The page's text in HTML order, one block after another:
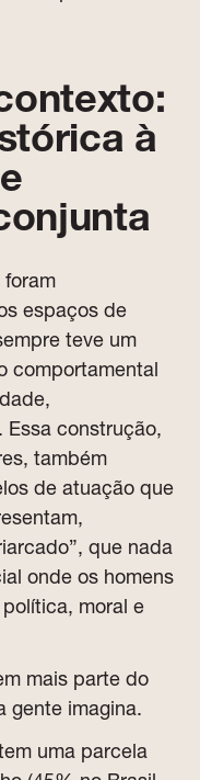
à
espaços de
teve um
comportamental
construção,
também
de atuação que
que nada
onde os homens
moral e
mais parte do
gente imagina.
uma parcela